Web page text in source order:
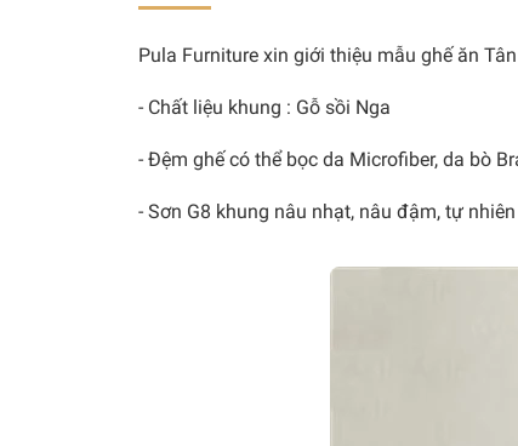
Pula Furniture xin giới thiệu mẫu ghế ăn
- Chất liệu khung : Gỗ sồi Nga
- Đệm ghế có thể bọc da Microfiber, da bò
- Sơn G8 khung nâu nhạt, nâu đậm, tự nhiên